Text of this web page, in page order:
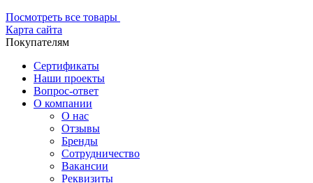
Посмотреть все товары
Карта сайта
Покупателям
Сертификаты
Наши проекты
Вопрос-ответ
О компании
О нас
Отзывы
Бренды
Сотрудничество
Вакансии
Реквизиты